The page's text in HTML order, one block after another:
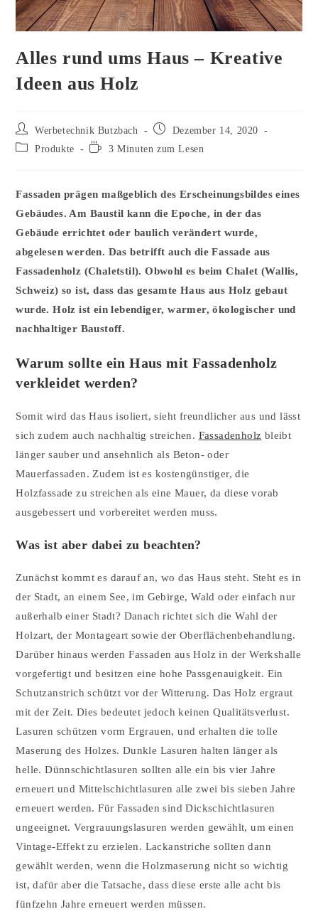
Alles rund ums Haus – Kreative
Ideen aus Holz
Beitrags-
Autor:
Werbetechnik Butzbach
BeitragDezember 14, 2020
Beitrags-Produkte Lesedauer:
3 Minuten zum Lesen
Fassaden prägen maßgeblich des Erscheinungsbildes eines
Gebäudes. Am Baustil kann die Epoche, in der das
Gebäude errichtet oder baulich verändert wurde,
abgelesen werden. Das betrifft auch die Fassade aus
Fassadenholz (Chaletstil). Obwohl es beim Chalet (Wallis,
Schweiz) so ist, dass das gesamte Haus aus Holz gebaut
wurde. Holz ist ein lebendiger, warmer, ökologischer und
nachhaltiger Baustoff.
Warum sollte ein Haus mit Fassadenholz
verkleidet werden?
Somit wird das Haus isoliert, sieht freundlicher aus und lässt
sich zudem auch nachhaltig streichen. Fassadenholz bleibt
länger sauber und ansehnlich als Beton- oder
Mauerfassaden. Zudem ist es kostengünstiger, die
Holzfassade zu streichen als eine Mauer, da diese vorab
ausgebessert und vorbereitet werden muss.
Was ist aber dabei zu beachten?
Zunächst kommt es darauf an, wo das Haus steht. Steht es in
der Stadt, an einem See, im Gebirge, Wald oder einfach nur
außerhalb einer Stadt? Danach richtet sich die Wahl der
Holzart, der Montageart sowie der Oberflächenbehandlung.
Darüber hinaus werden Fassaden aus Holz in der Werkshalle
vorgefertigt und besitzen eine hohe Passgenauigkeit. Ein
Schutzanstrich schützt vor der Witterung. Das Holz ergraut
mit der Zeit. Dies bedeutet jedoch keinen Qualitätsverlust.
Lasuren schützen vorm Ergrauen, und erhalten die tolle
Maserung des Holzes. Dunkle Lasuren halten länger als
helle. Dünnschichtlasuren sollten alle ein bis vier Jahre
erneuert und Mittelschichtlasuren alle zwei bis sieben Jahre
erneuert werden. Für Fassaden sind Dickschichtlasuren
ungeeignet. Vergrauungslasuren werden gewählt, um einen
Vintage-Effekt zu erzielen. Lackanstriche sollten dann
gewählt werden, wenn die Holzmaserung nicht so wichtig
ist, dafür aber die Tatsache, dass diese erste alle acht bis
fünfzehn Jahre erneuert werden müssen.